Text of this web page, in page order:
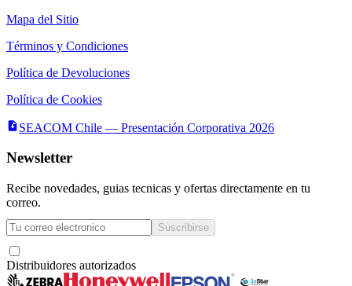
Mapa del Sitio
Términos y Condiciones
Política de Devoluciones
Política de Cookies
SEACOM Chile — Presentación Corporativa 2026
Newsletter
Recibe novedades, guias tecnicas y ofertas directamente en tu
correo.
Suscribirse
Distribuidores autorizados